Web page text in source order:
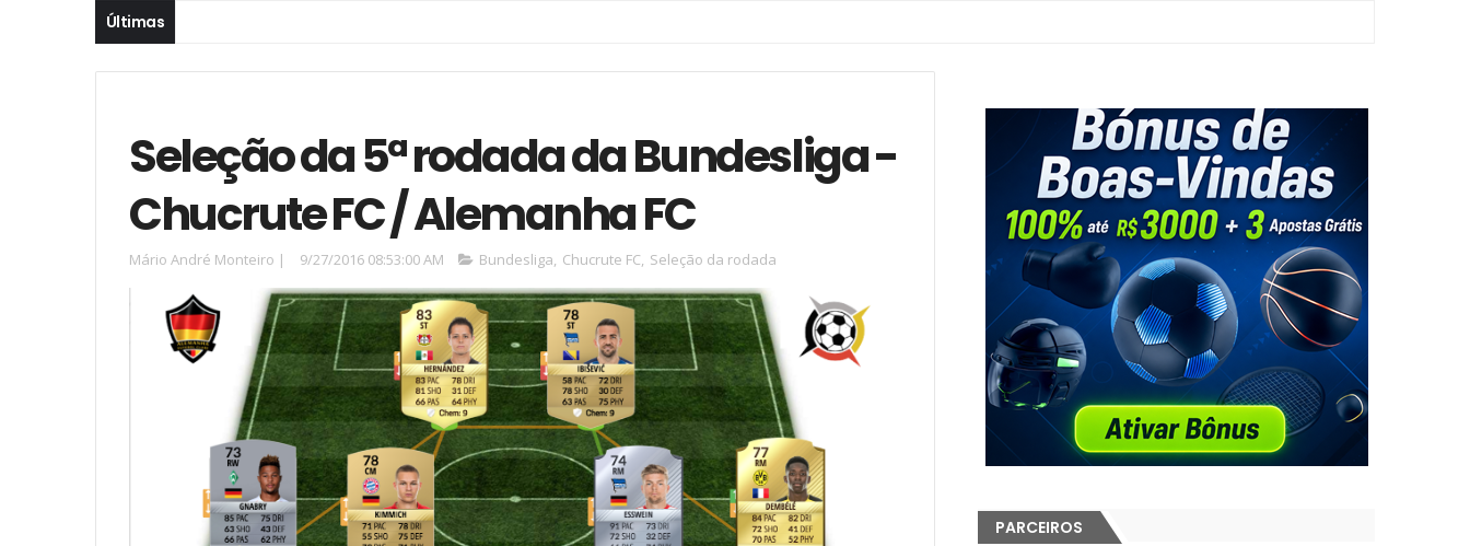
Últimas
Seleção da 5ª rodada da Bundesliga -
Chucrute FC / Alemanha FC
Mário André Monteiro | 9/27/2016 08:53:00 AM Bundesliga, Chucrute FC, Seleção da rodada
PARCEIROS